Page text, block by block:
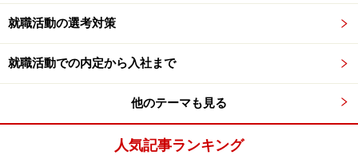
のか
「途中でケガをして辞めなければならなかった。そし
て……」―それはどうして
●生活費の足しに始めたバイト
「本当は部活やサークルをやりたかった」―でもなぜ続
就職活動の選考対策
就職活動での内定から入社まで
他のテーマも見る
人気記事ランキング